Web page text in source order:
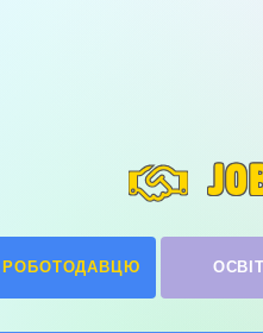
РОБОТОДАВЦЮ